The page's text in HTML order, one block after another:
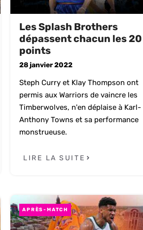
Les Splash Brothers
dépassent chacun les 20
points
28 janvier 2022
Steph Curry et Klay Thompson ont
permis aux Warriors de vaincre les
Timberwolves, n'en déplaise à Karl-
Anthony Towns et sa performance
monstrueuse.
LIRE LA SUITE
APRÈS-MATCH